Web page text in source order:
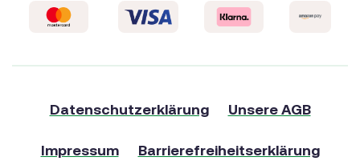
Datenschutzerklärung Unsere AGB
Impressum Barrierefreiheitserklärung